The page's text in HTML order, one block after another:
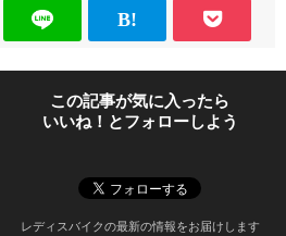
この記事が気に入ったら
いいね！とフォローしよう
レディスバイクの最新の情報をお届けします